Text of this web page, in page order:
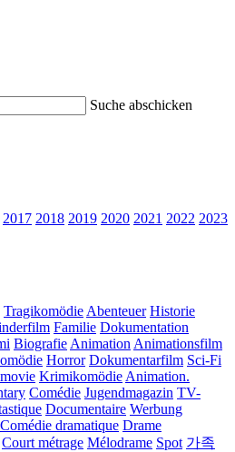
Suche abschicken
2017 2018 2019 2020 2021 2022 2023
Tragikomödie Abenteuer Historie
Familie Dokumentation
Biografie Animation Animationsfilm
Horror Dokumentarfilm Sci-Fi
Krimikomödie Animation.
Comédie Jugendmagazin TV-
Documentaire Werbung
Comédie dramatique Drame
Court métrage Mélodrame Spot 가족